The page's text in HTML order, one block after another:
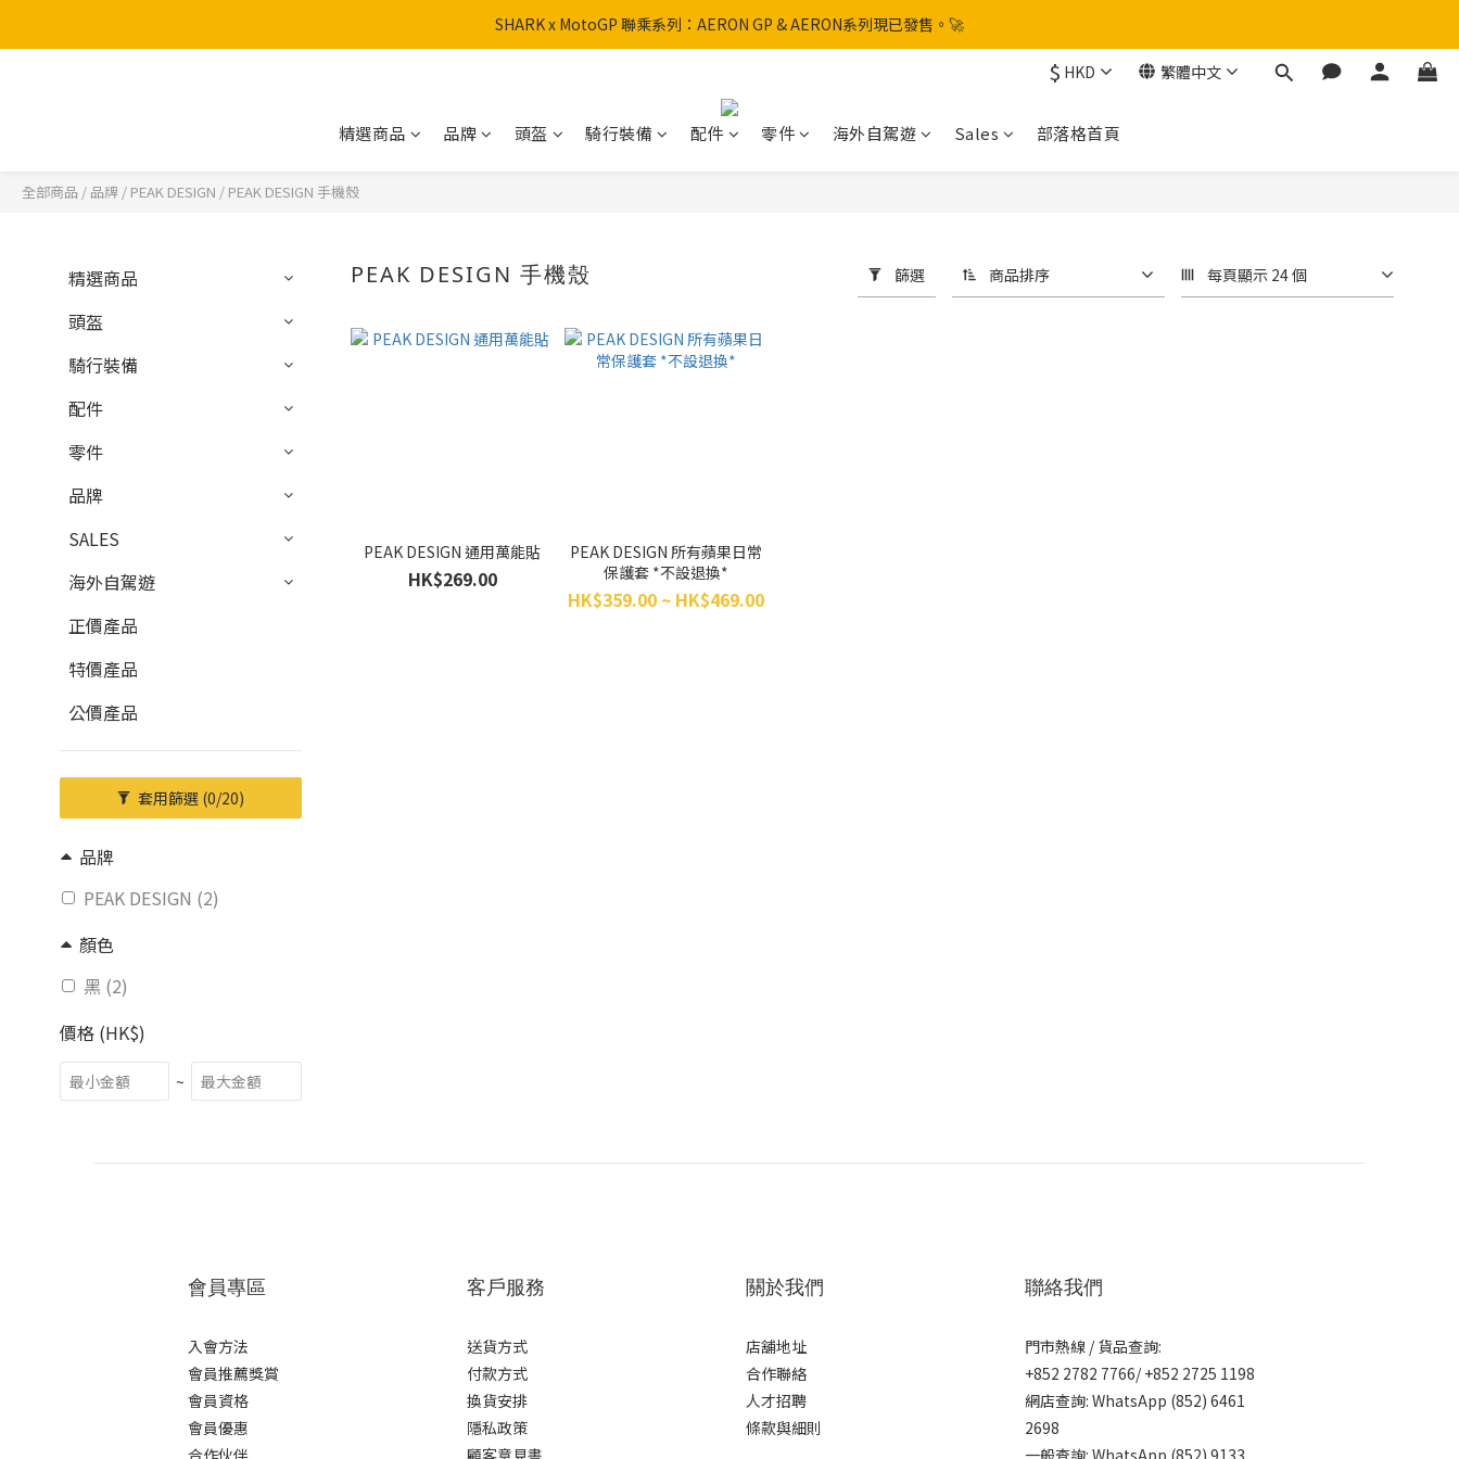
SHARK x MotoGP 聯乘系列：AERON GP & AERON系列現已發售。🚀
SHARK x MotoGP 聯乘系列：AERON GP & AERON系列現已發售。🚀
香港訂單滿HK$600免運費
$ HKD 繁體中文
精選商品 品牌 頭盔 騎行裝備 配件 零件 海外自駕遊 Sales 部落格首頁
全部商品 / 品牌 / PEAK DESIGN / PEAK DESIGN 手機殼
精選商品
頭盔
騎行裝備
配件
零件
品牌
SALES
海外自駕遊
正價產品
特價產品
公價產品
套用篩選 (0/20)
品牌
PEAK DESIGN (2)
顏色
黑 (2)
價格 (HK$)
~
PEAK DESIGN 手機殼 篩選 商品排序 每頁顯示 24 個
PEAK DESIGN 通用萬能貼
HK$269.00
PEAK DESIGN 所有蘋果日常
保護套 *不設退換*
HK$359.00 ~ HK$469.00
會員專區
入會方法
會員推薦獎賞
會員資格
會員優惠
客戶服務
送貨方式
付款方式
換貨安排
隱私政策
關於我們
店舖地址
合作聯絡
人才招聘
條款與細則
聯絡我們
門市熱線 / 貨品查詢:
+852 2782 7766/ +852 2725 1198
網店查詢: WhatsApp (852) 6461
2698